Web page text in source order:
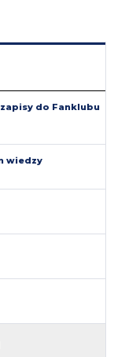
zapisy do Fanklubu
wiedzy